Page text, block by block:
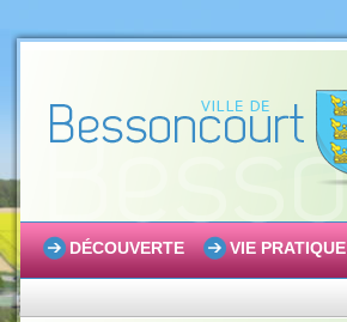
DÉCOUVERTE VIE PRATIQUE